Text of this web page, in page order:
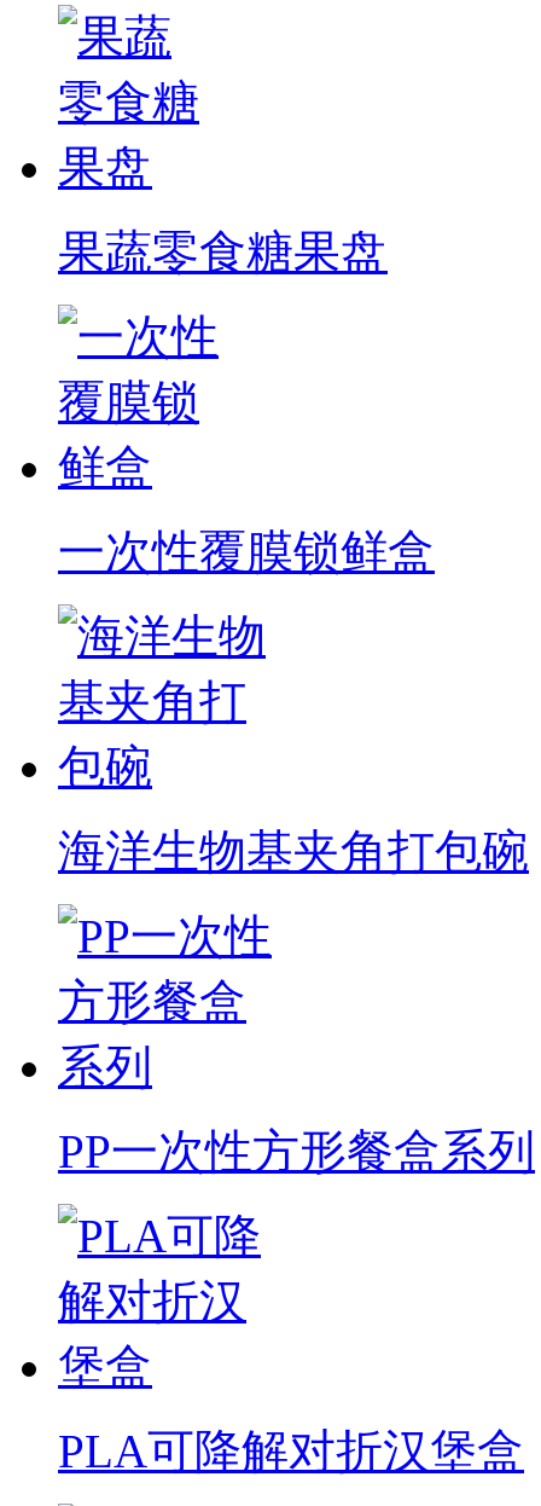
果蔬零食糖果盘
一次性覆膜锁鲜盒
海洋生物基夹角打包碗
PP一次性方形餐盒系列
PLA可降解对折汉堡盒